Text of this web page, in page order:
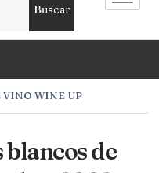
Buscar
VINO WINE UP
blancos de